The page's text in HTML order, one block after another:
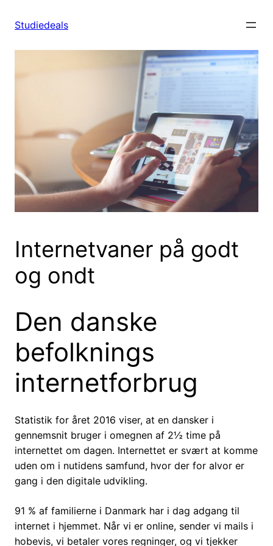
Studiedeals
Internetvaner på godt
og ondt
Den danske
befolknings
internetforbrug
Statistik for året 2016 viser, at en dansker i
gennemsnit bruger i omegnen af 2½ time på
internettet om dagen. Internettet er svært at komme
uden om i nutidens samfund, hvor der for alvor er
gang i den digitale udvikling.
91 % af familierne i Danmark har i dag adgang til
internet i hjemmet. Når vi er online, sender vi mails i
hobevis, vi betaler vores regninger, og vi tjekker